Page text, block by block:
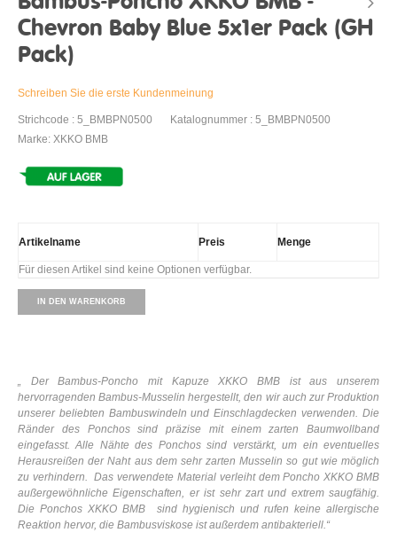
Chevron Baby Blue 5x1er Pack (GH
Pack)
Schreiben Sie die erste Kundenmeinung
Strichcode : 5_BMBPN0500
Katalognummer : 5_BMBPN0500
Marke: XKKO BMB
Artikelname Preis Menge
Für diesen Artikel sind keine Optionen verfügbar.
IN DEN WARENKORB
„
Der Bambus-Poncho mit Kapuze XKKO BMB ist aus unserem
hervorragenden Bambus-Musselin hergestellt,den wir auch zur Produktion
unserer beliebten Bambuswindeln und Einschlagdecken verwenden. Die
Ränder des Ponchos sind präzise mit einem zarten Baumwollband
eingefasst. Alle Nähte des Ponchos sind verstärkt, um ein eventuelles
Herausreißen der Naht aus dem sehr zarten Musselin so gut wie möglich
zu verhindern. Das verwendete Material verleiht dem Poncho XKKO BMB
außergewöhnliche Eigenschaften, er ist sehr zart und extrem saugfähig.
Die Ponchos XKKO BMB sind hygienisch und rufen keine allergische
Reaktion hervor, die Bambusviskose ist außerdem antibakteriell.“